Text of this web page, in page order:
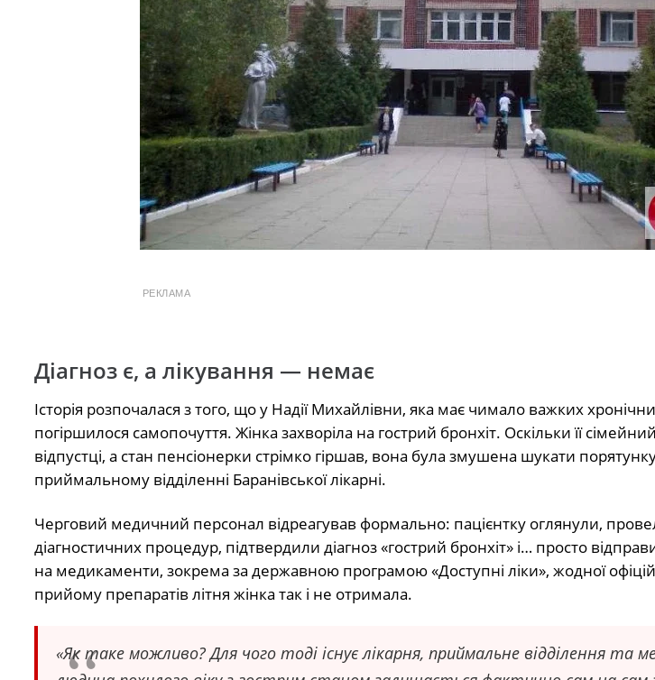
РЕКЛАМА
Діагноз є, а лікування — немає
Історія розпочалася з того, що у Надії Михайлівни, яка має чимало важких
погіршилося самопочуття. Жінка захворіла на гострий бронхіт. Оскільки її
відпустці, а стан пенсіонерки стрімко гіршав, вона була змушена шукати
приймальному відділенні Баранівської лікарні.
Черговий медичний персонал відреагував формально: пацієнтку оглянули,
діагностичних процедур, підтвердили діагноз «гострий бронхіт» і… просто
на медикаменти, зокрема за державною програмою «Доступні ліки», жодної
прийому препаратів літня жінка так і не отримала.
«Як таке можливо? Для чого тоді існує лікарня, приймальне відділення та